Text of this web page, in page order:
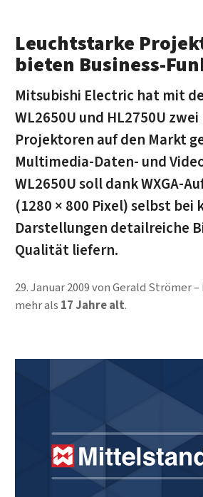
Leuchtstarke
bieten Business-
Mitsubishi Electric hat mit
WL2650U und HL2750U
Projektoren auf den Markt
Multimedia-Daten- und
WL2650U soll dank WXGA-
(1280 × 800 Pixel) selbst bei
Darstellungen detailreiche
Qualität liefern.
29. Januar 2009vonGerald Strömer
mehr als 17 Jahre alt.